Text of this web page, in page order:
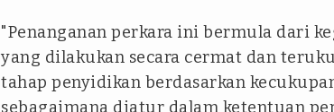
"Penanganan perkara ini bermula dari
yang dilakukan secara cermat dan
tahap penyidikan berdasarkan
sebagaimana diatur dalam ketentuan